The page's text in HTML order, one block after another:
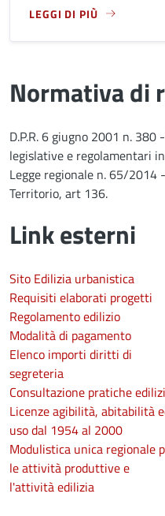
LEGGI DI PIÙ
LEGGI ANCORA
Normativa di
D.P.R. 6 giugno 2001 n. 380
legislative e regolamentari
Legge regionale n. 65/2014
Territorio, art 136.
Link esterni
Sito Edilizia urbanistica
Requisiti elaborati progetti
Regolamento edilizio
Modalità di pagamento
Elenco importi diritti di
segreteria
Consultazione pratiche
Licenze agibilità, abitabilità
uso dal 1954 al 2000
Modulistica unica regionale
le attività produttive e
l'attività edilizia